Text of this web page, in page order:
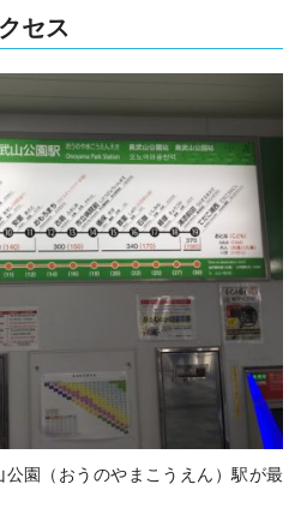
セス
園（おうのやまこうえん）駅が最